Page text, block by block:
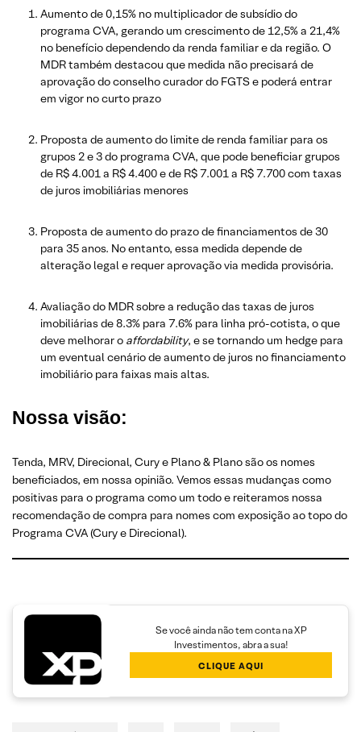
Aumento de 0,15% no multiplicador de subsídio do
programa CVA, gerando um crescimento de 12,5% a 21,4%
no benefício dependendo da renda familiar e da região. O
MDR também destacou que medida não precisará de
aprovação do conselho curador do FGTS e poderá entrar
em vigor no curto prazo
Proposta de aumento do limite de renda familiar para os
grupos 2 e 3 do programa CVA, que pode beneficiar grupos
de R$ 4.001 a R$ 4.400 e de R$ 7.001 a R$ 7.700 com taxas
de juros imobiliárias menores
Proposta de aumento do prazo de financiamentos de 30
para 35 anos. No entanto, essa medida depende de
alteração legal e requer aprovação via medida provisória.
Avaliação do MDR sobre a redução das taxas de juros
imobiliárias de 8.3% para 7.6% para linha pró-cotista, o que
deve melhorar o affordability, e se tornando um hedge para
um eventual cenário de aumento de juros no financiamento
imobiliário para faixas mais altas.
Nossa visão:
Tenda, MRV, Direcional, Cury e Plano & Plano são os nomes
beneficiados, em nossa opinião. Vemos essas mudanças como
positivas para o programa como um todo e reiteramos nossa
recomendação de compra para nomes com exposição ao topo do
Programa CVA (Cury e Direcional).
Se você ainda não tem conta na XP
Investimentos, abra a sua!
CLIQUE AQUI